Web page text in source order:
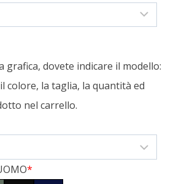
grafica, dovete indicare il modello:
colore, la taglia, la quantità ed
nel carrello.
*